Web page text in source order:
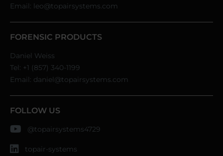
Email: leo@topairsystems.com
FORENSIC PRODUCTS
Daniel Weiss
Tel: +1 (857) 340-1199
Email: daniel@topairsystems.com
FOLLOW US
@topairsystems4729
topair-systems